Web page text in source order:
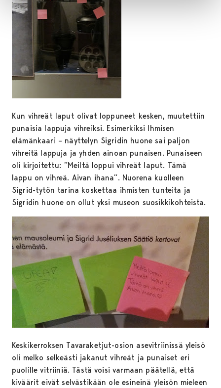
Kun vihreät laput olivat loppuneet kesken, muutettiin
punaisia lappuja vihreiksi. Esimerkiksi Ihmisen
elämänkaari – näyttelyn Sigridin huone sai paljon
vihreitä lappuja ja yhden ainoan punaisen. Punaiseen
oli kirjoitettu: ”Meiltä loppui vihreät laput. Tämä
lappu on vihreä. Aivan ihana”. Nuorena kuolleen
Sigrid-tytön tarina koskettaa ihmisten tunteita ja
Sigridin huone on ollut yksi museon suosikkikohteista.
Keskikerroksen Tavaraketjut-osion asevitriinissä yleisö
oli melko selkeästi jakanut vihreät ja punaiset eri
puolille vitriiniä. Tästä voisi varmaan päätellä, että
kiväärit eivät selvästikään ole esineinä yleisön mieleen